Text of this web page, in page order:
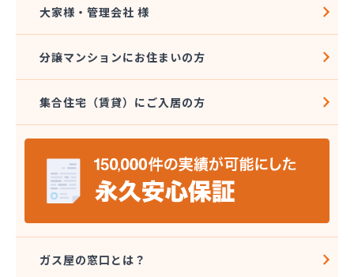
リーグ馬場株式会社
愛知高圧株式会社容器検査工場
愛北液化ガス協組江南営業所
旭プロパン
安城ガス株式会社
伊藤プロパン
伊藤忠エネクスホームライフ中部株式会社 碧南営
業所
伊藤忠エネクスホームライフ中部株式会社 名古屋
稲垣商事
稲垣商店
大家様・管理会社 様
分譲マンションにお住まいの方
集合住宅（賃貸）にご入居の方
ガス屋の窓口とは？